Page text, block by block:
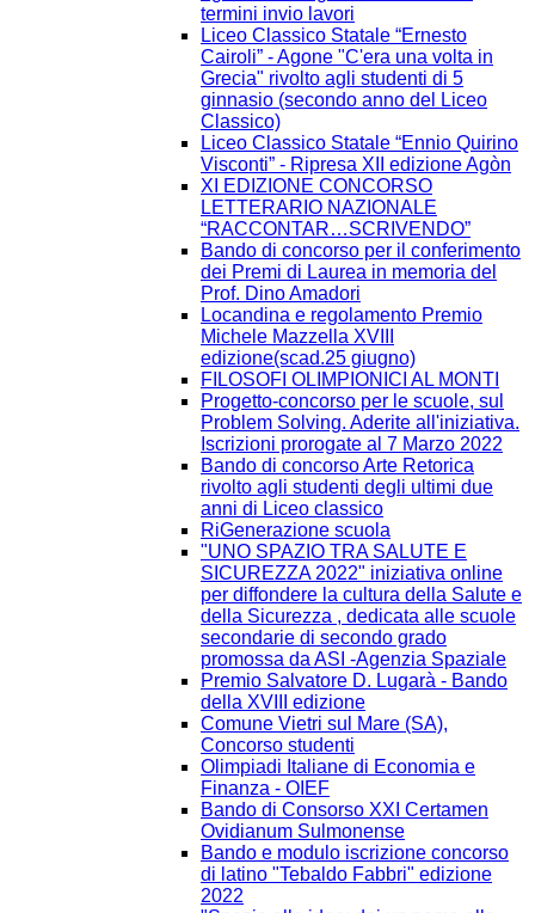
termini invio lavori
Liceo Classico Statale “Ernesto
Cairoli” - Agone "C'era una volta in
Grecia" rivolto agli studenti di 5
ginnasio (secondo anno del Liceo
Classico)
Liceo Classico Statale “Ennio Quirino
Visconti” - Ripresa XII edizione Agòn
XI EDIZIONE CONCORSO
LETTERARIO NAZIONALE
“RACCONTAR…SCRIVENDO”
Bando di concorso per il conferimento
dei Premi di Laurea in memoria del
Prof. Dino Amadori
Locandina e regolamento Premio
Michele Mazzella XVIII
edizione(scad.25 giugno)
FILOSOFI OLIMPIONICI AL MONTI
Progetto-concorso per le scuole, sul
Problem Solving. Aderite all'iniziativa.
Iscrizioni prorogate al 7 Marzo 2022
Bando di concorso Arte Retorica
rivolto agli studenti degli ultimi due
anni di Liceo classico
RiGenerazione scuola
"UNO SPAZIO TRA SALUTE E
SICUREZZA 2022" iniziativa online
per diffondere la cultura della Salute e
della Sicurezza , dedicata alle scuole
secondarie di secondo grado
promossa da ASI -Agenzia Spaziale
Premio Salvatore D. Lugarà - Bando
della XVIII edizione
Comune Vietri sul Mare (SA),
Concorso studenti
Olimpiadi Italiane di Economia e
Finanza - OIEF
Bando di Consorso XXI Certamen
Ovidianum Sulmonense
Bando e modulo iscrizione concorso
di latino "Tebaldo Fabbri" edizione
2022